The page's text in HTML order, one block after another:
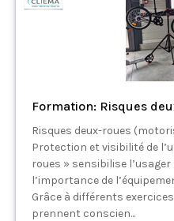
Formation: Risques
Risques deux-roues
Protection et visibilité de
roues » sensibilise
l’importance de
Grâce à différents
prennent conscien...